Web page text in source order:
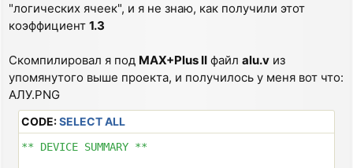
"логических ячеек", и я не знаю, как получили этот
коэффициент 1.3
Скомпилировал я под MAX+Plus II файл alu.v из
упомянутого выше проекта, и получилось у меня вот что:
АЛУ.PNG
CODE:SELECT ALL
** DEVICE SUMMARY **